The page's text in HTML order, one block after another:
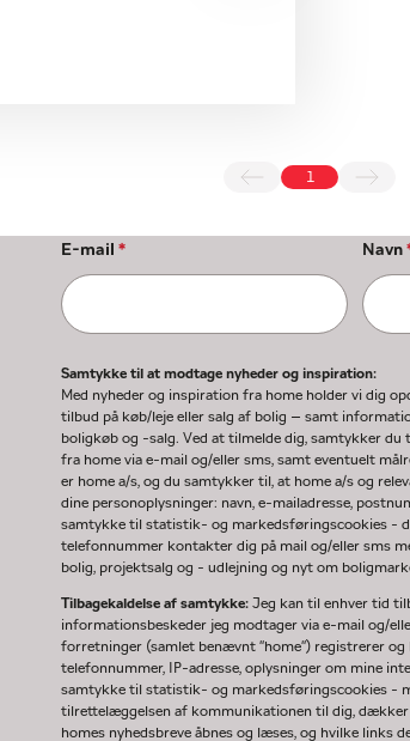
1
E-mail * Navn
Samtykke til at modtage nyheder og inspiration:
Med nyheder og inspiration fra home holder vi dig
tilbud på køb/leje eller salg af bolig – samt
boligkøb og -salg. Ved at tilmelde dig, samtykker
fra home via e-mail og/eller sms, samt eventuelt
er home a/s, og du samtykker til, at home a/s og
dine personoplysninger: navn, e-mailadresse,
samtykke til statistik- og markedsføringscookies -
telefonnummer kontakter dig på mail og/eller sms
bolig, projektsalg og - udlejning og nyt om
Tilbagekaldelse af samtykke:Jeg kan til enhver tid
informationsbeskeder jeg modtager via e-mail og/
forretninger (samlet benævnt "home") registrerer og
telefonnummer, IP-adresse, oplysninger om mine
samtykke til statistik- og markedsføringscookies -
tilrettelæggelsen af kommunikationen til dig, dækker
homes nyhedsbreve åbnes og læses, og hvilke links